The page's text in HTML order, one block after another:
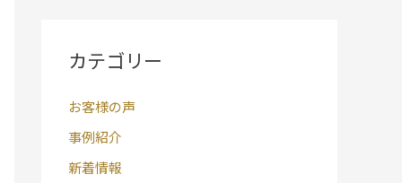
カテゴリー
お客様の声
事例紹介
新着情報